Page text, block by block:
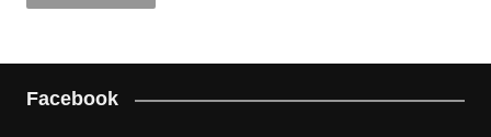
Facebook